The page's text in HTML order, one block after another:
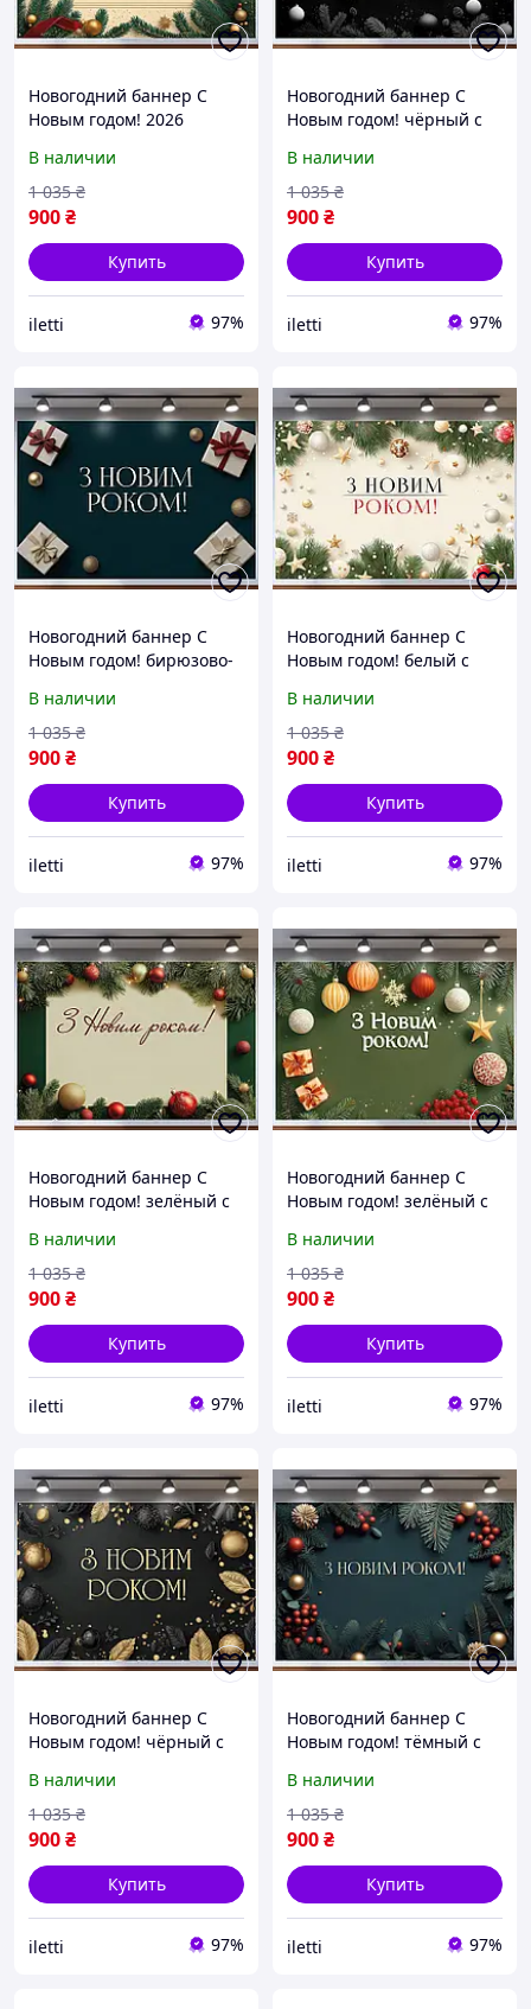
Новогодний баннер С
Новым годом! 2026
№46309
В наличии
900₴
1 035 ₴
Купить
iletti 97%
Новогодний баннер С
Новым годом! чёрный с
№46312
В наличии
900₴
1 035 ₴
Купить
iletti 97%
Новогодний баннер С
Новым годом! бирюзово-
В наличии
900₴
1 035 ₴
Купить
iletti 97%
Новогодний баннер С
Новым годом! белый с
элементами №46317
В наличии
900₴
1 035 ₴
Купить
iletti 97%
Новогодний баннер С
Новым годом! зелёный с
№46318
В наличии
900₴
1 035 ₴
Купить
iletti 97%
Новогодний баннер С
Новым годом! зелёный с
№46320
В наличии
900₴
1 035 ₴
Купить
iletti 97%
Новогодний баннер С
Новым годом! чёрный с
№46321
В наличии
900₴
1 035 ₴
Купить
iletti 97%
Новогодний баннер С
Новым годом! тёмный с
№46322
В наличии
900₴
1 035 ₴
Купить
iletti 97%